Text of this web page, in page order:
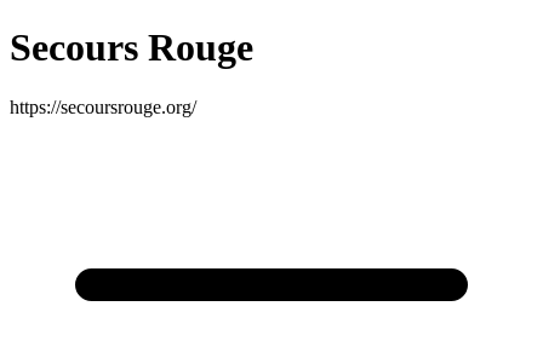
Secours Rouge
https://secoursrouge.org/